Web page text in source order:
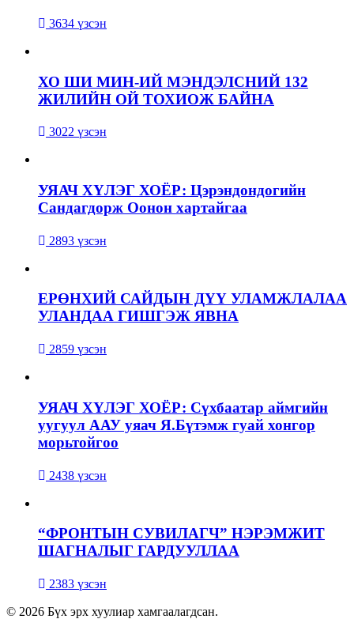
3634 үзсэн
ХО ШИ МИН-ИЙ МЭНДЭЛСНИЙ 132
ЖИЛИЙН ОЙ ТОХИОЖ БАЙНА
3022 үзсэн
УЯАЧ ХҮЛЭГ ХОЁР: Цэрэндондогийн
Сандагдорж Оонон хартайгаа
2893 үзсэн
ЕРӨНХИЙ САЙДЫН ДҮҮ УЛАМЖЛАЛАА
УЛАНДАА ГИШГЭЖ ЯВНА
2859 үзсэн
УЯАЧ ХҮЛЭГ ХОЁР: Сүхбаатар аймгийн
уугуул ААУ уяач Я.Бүтэмж гуай хонгор
морьтойгоо
2438 үзсэн
“ФРОНТЫН СУВИЛАГЧ” НЭРЭМЖИТ
ШАГНАЛЫГ ГАРДУУЛЛАА
2383 үзсэн
© 2026 Бүх эрх хуулиар хамгаалагдсан.